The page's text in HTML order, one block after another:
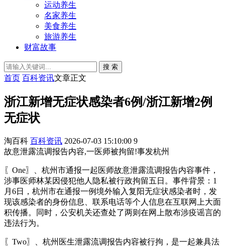
运动养生
名家养生
美食养生
旅游养生
财富故事
搜 索
首页 百科资讯文章正文
浙江新增无症状感染者6例/浙江新增2例
无症状
淘百科 百科资讯 2026-07-03 15:10:00 9
故意泄露流调报告内容,一医师被拘留!事发杭州
〖One〗、杭州市通报一起医师故意泄露流调报告内容事件，
涉事医师林某因侵犯他人隐私被行政拘留五日。事件背景：1
月6日，杭州市在通报一例境外输入复阳无症状感染者时，发
现该感染者的身份信息、联系电话等个人信息在互联网上大面
积传播。同时，公安机关还查处了两则在网上散布涉疫谣言的
违法行为。
〖Two〗、杭州医生泄露流调报告内容被行拘，是一起兼具法